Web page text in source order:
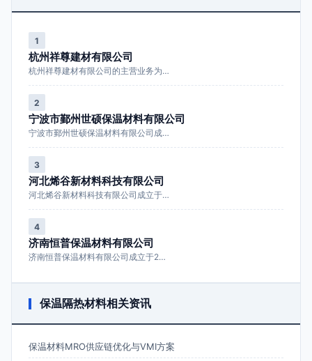
1
杭州祥尊建材有限公司
杭州祥尊建材有限公司的主营业务为…
2
宁波市鄞州世硕保温材料有限公司
宁波市鄞州世硕保温材料有限公司成…
3
河北烯谷新材料科技有限公司
河北烯谷新材料科技有限公司成立于…
4
济南恒普保温材料有限公司
济南恒普保温材料有限公司成立于2…
保温隔热材料相关资讯
保温材料MRO供应链优化与VMI方案